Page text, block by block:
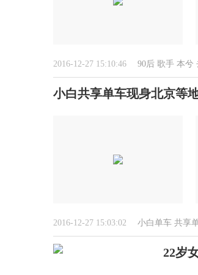
2016-12-27 15:10:46 90后 歌手 本兮
小白共享单车现身北京等
2016-12-27 15:03:02 小白单车 共享
22岁